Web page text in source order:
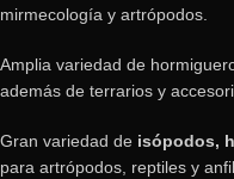
mirmecología y artrópodos.
Amplia variedad de
además de terrarios y
Gran variedad de isópodos,
para artrópodos, reptiles y